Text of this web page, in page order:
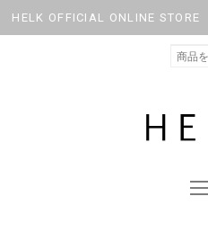
HELK OFFICIAL ONLINE STORE